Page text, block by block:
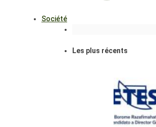
Société
Les plus récents